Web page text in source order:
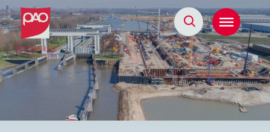
Postacademische cursussen, leergangen en opleidingen